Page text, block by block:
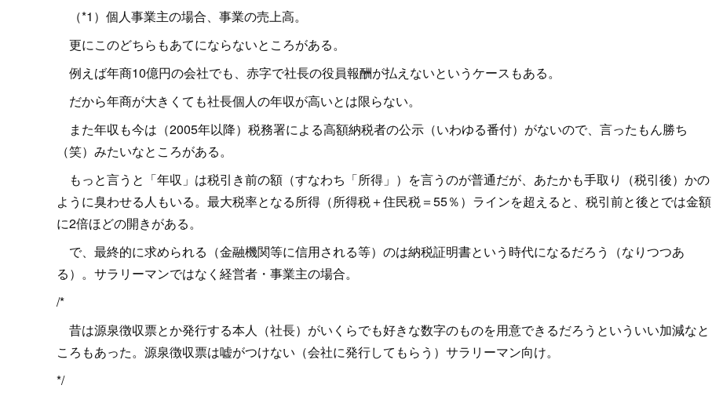
（*1）個人事業主の場合、事業の売上高。
更にこのどちらもあてにならないところがある。
例えば年商10億円の会社でも、赤字で社長の役員報酬が払えないというケースもある。
だから年商が大きくても社長個人の年収が高いとは限らない。
また年収も今は（2005年以降）税務署による高額納税者の公示（いわゆる番付）がないので、言ったもん勝ち
（笑）みたいなところがある。
もっと言うと「年収」は税引き前の額（すなわち「所得」）を言うのが普通だが、あたかも手取り（税引後）かの
ように臭わせる人もいる。最大税率となる所得（所得税＋住民税＝55％）ラインを超えると、税引前と後とでは金額
に2倍ほどの開きがある。
で、最終的に求められる（金融機関等に信用される等）のは納税証明書という時代になるだろう（なりつつあ
る）。サラリーマンではなく経営者・事業主の場合。
/*
昔は源泉徴収票とか発行する本人（社長）がいくらでも好きな数字のものを用意できるだろうといういい加減なと
ころもあった。源泉徴収票は嘘がつけない（会社に発行してもらう）サラリーマン向け。
*/